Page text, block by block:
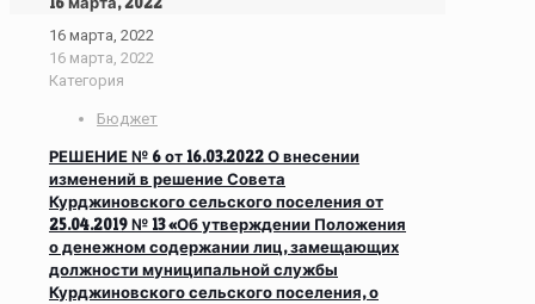
16 марта, 2022
16 марта, 2022
Категория
Бюджет
РЕШЕНИЕ № 6 от 16.03.2022 О внесении
изменений в решение Совета
Курджиновского сельского поселения от
25.04.2019 № 13 «Об утверждении Положения
о денежном содержании лиц, замещающих
должности муниципальной службы
Курджиновского сельского поселения, о